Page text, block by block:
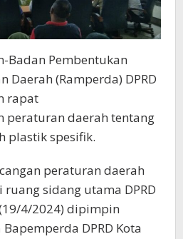
Badan Pembentukan
Daerah (Ramperda) DPRD
rapat
peraturan daerah tentang
plastik spesifik.
peraturan daerah
sidang utama DPRD
4/2024) dipimpin
DPRD Kota